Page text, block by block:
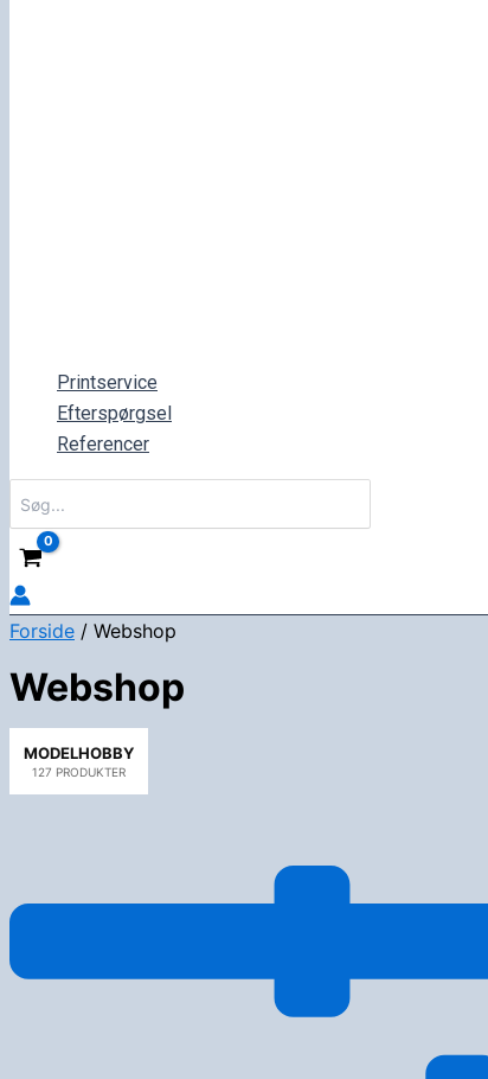
Printservice
Efterspørgsel
Referencer
efter:
Forside / Webshop
Webshop
MODELHOBBY
127 PRODUKTER